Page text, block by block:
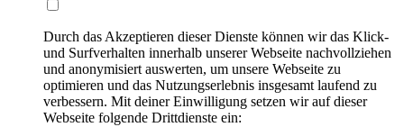
Durch das Akzeptieren dieser Dienste können wir das Klick-
und Surfverhalten innerhalb unserer Webseite nachvollziehen
und anonymisiert auswerten, um unsere Webseite zu
optimieren und das Nutzungserlebnis insgesamt laufend zu
verbessern. Mit deiner Einwilligung setzen wir auf dieser
Webseite folgende Drittdienste ein: